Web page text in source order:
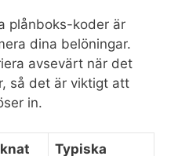
plånboks-koder är
dina belöningar.
avsevärt när det
så det är viktigt att
in.
Typiska